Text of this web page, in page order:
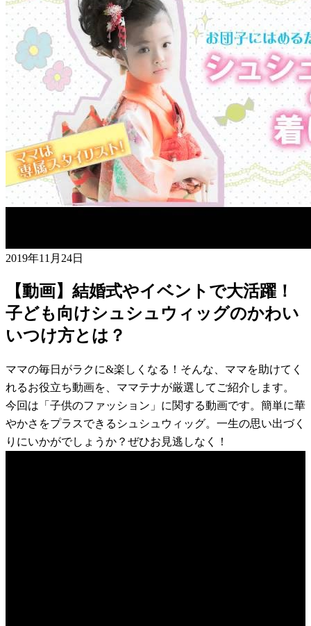
2019年11月24日
【動画】結婚式やイベントで大活躍！
子ども向けシュシュウィッグのかわい
いつけ方とは？
ママの毎日がラクに&楽しくなる！そんな、ママを助けてく
れるお役立ち動画を、ママテナが厳選してご紹介します。
今回は「子供のファッション」に関する動画です。簡単に華
やかさをプラスできるシュシュウィッグ。一生の思い出づく
りにいかがでしょうか？ぜひお見逃しなく！